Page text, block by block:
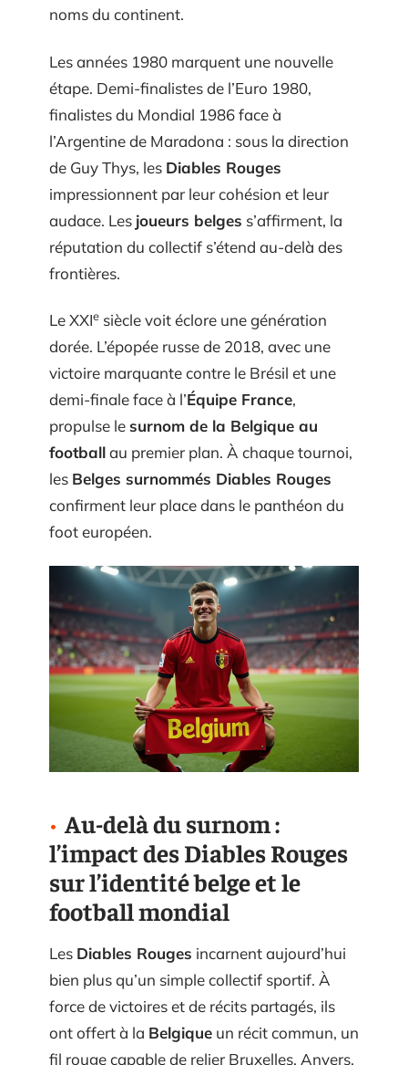
noms du continent.
Les années 1980 marquent une nouvelle
étape. Demi-finalistes de l’Euro 1980,
finalistes du Mondial 1986 face à
l’Argentine de Maradona : sous la direction
de Guy Thys, les Diables Rouges
impressionnent par leur cohésion et leur
audace. Les joueurs belges s’affirment, la
réputation du collectif s’étend au-delà des
frontières.
Le XXIe siècle voit éclore une génération
dorée. L’épopée russe de 2018, avec une
victoire marquante contre le Brésil et une
demi-finale face à l’Équipe France,
propulse lesurnom de la Belgique au
footballau premier plan. À chaque tournoi,
les Belges surnommés Diables Rouges
confirment leur place dans le panthéon du
foot européen.
Au-delà du surnom :
l’impact des Diables Rouges
sur l’identité belge et le
football mondial
Les Diables Rouges incarnent aujourd’hui
bien plus qu’un simple collectif sportif. À
force de victoires et de récits partagés, ils
ont offert à la Belgique un récit commun, un
fil rouge capable de relier Bruxelles, Anvers,